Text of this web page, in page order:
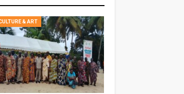
& ART